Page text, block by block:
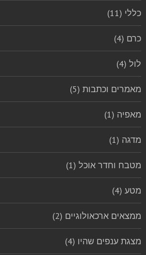
כללי (11)
כרם (4)
לול (4)
מאמרים וכתבות (5)
מאפיה (1)
מדגה (1)
מטבח וחדר אוכל (1)
מטע (4)
ממצאים ארכאולוגיים (2)
מצגת ענפים שהיו (4)